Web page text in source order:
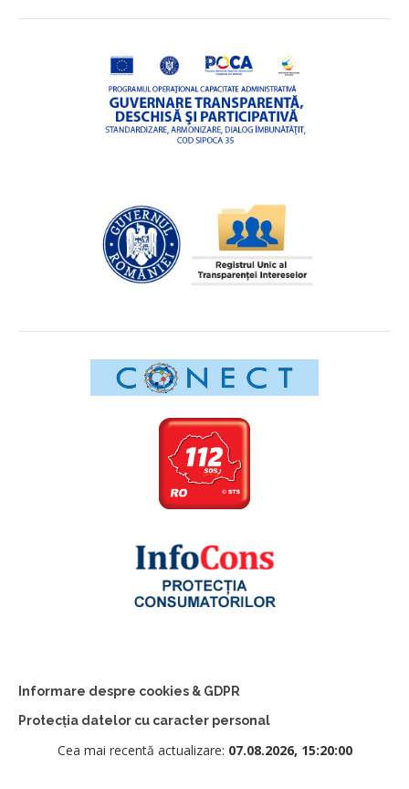
Informare despre cookies & GDPR
Protecția datelor cu caracter personal
Cea mai recentă actualizare: 07.08.2026, 15:20:00